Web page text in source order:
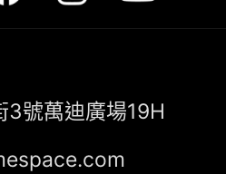
3號萬迪廣場19H